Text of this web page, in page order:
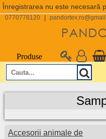
Înregistrarea nu este necesară
0770778120
Produse
Accesorii animale de